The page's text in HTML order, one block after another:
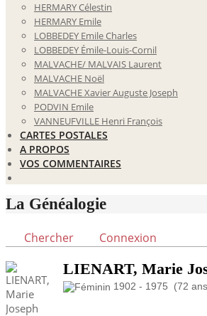
HERMARY Célestin
HERMARY Emile
LOBBEDEY Emile Charles
LOBBEDEY Émile-Louis-Cornil
MALVACHE/ MALVAIS Laurent
MALVACHE Noël
MALVACHE Xavier Auguste Joseph
PODVIN Emile
VANNEUFVILLE Henri François
CARTES POSTALES
A PROPOS
VOS COMMENTAIRES
La Généalogie
Chercher Connexion
LIENART, Marie
1902 - 1975 (72